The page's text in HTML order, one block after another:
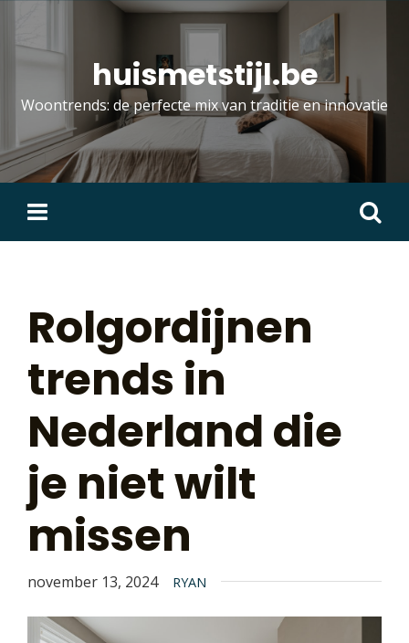
huismetstijl.be
Woontrends: de perfecte mix van traditie en innovatie
Zoeken
naar:
Rolgordijnen
trends in
Nederland die
je niet wilt
missen
november 13, 2024 RYAN